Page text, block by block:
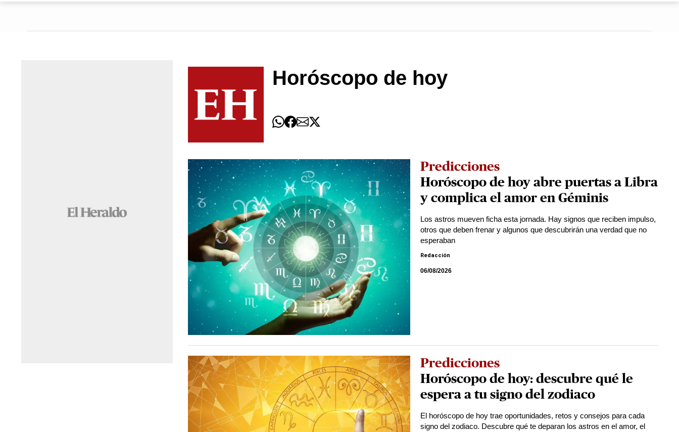
Horóscopo de hoy
Predicciones
Horóscopo de hoy abre puertas a Libra
y complica el amor en Géminis
Los astros mueven ficha esta jornada. Hay signos que reciben impulso,
otros que deben frenar y algunos que descubrirán una verdad que no
esperaban
Redacción
06/08/2026
Predicciones
Horóscopo de hoy: descubre qué le
espera a tu signo del zodiaco
El horóscopo de hoy trae oportunidades, retos y consejos para cada
signo del zodiaco. Descubre qué te deparan los astros en el amor, el